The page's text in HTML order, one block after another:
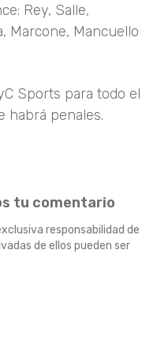
Rey, Salle,
Marcone, Mancuello
Sports para todo el
habrá penales.
tu comentario
responsabilidad de
de ellos pueden ser